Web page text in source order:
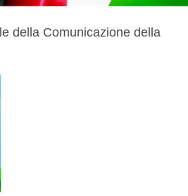
della Comunicazione della